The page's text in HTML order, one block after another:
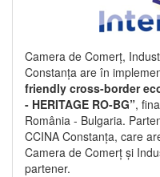
Camera de Comerț,
Constanța are în
friendly cross-border
- HERITAGE RO-BG”,
România - Bulgaria.
CCINA Constanța, care
Camera de Comerț și
partener.